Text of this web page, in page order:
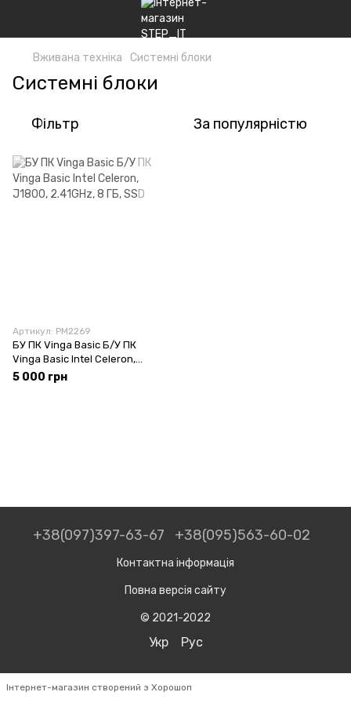
Вживана техніка Системні блоки
Системні блоки
Фільтр За популярністю
Артикул: PM2269
БУ ПК Vinga Basic Б/У ПК
Vinga Basic Intel Celeron,
J1800, 2.41GHz, 8 ГБ, SSD
5 000 грн
+38(097)397-63-67 +38(095)563-60-02
Контактна інформація
Повна версія сайту
© 2021-2022
Укр Рус
Інтернет-магазин створений з Хорошоп